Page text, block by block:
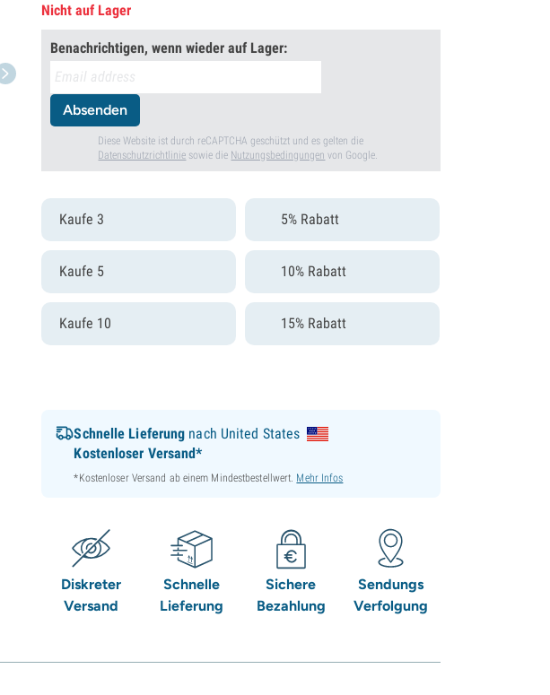
Nicht auf Lager
Benachrichtigen, wenn wieder auf Lager:
Absenden
Diese Website ist durch reCAPTCHA geschützt und es gelten die
Datenschutzrichtlinie sowie die Nutzungsbedingungen von Google.
Kaufe 3 5% Rabatt
Kaufe 5 10% Rabatt
Kaufe 10 15% Rabatt
Schnelle Lieferung nach United States
Kostenloser Versand*
*Kostenloser Versand ab einem Mindestbestellwert. Mehr Infos
Diskreter
Versand
Schnelle
Lieferung
Sichere
Bezahlung
Sendungs
Verfolgung